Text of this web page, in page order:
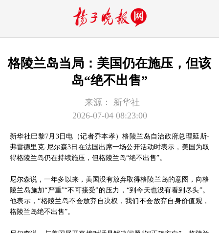
格陵兰岛当局：美国仍在施压，但该
岛“绝不出售”
来源：
新华社
2026-07-04 08:23:00
新华社巴黎7月3日电（记者乔本孝）格陵兰岛自治政府总理延斯-
弗雷德里克·尼尔森3日在法国出席一场公开活动时表示，美国为取
得格陵兰岛仍在持续施压，但格陵兰岛“绝不出售”。
尼尔森说，一年多以来，美国没有放弃取得格陵兰岛的意图，向格
陵兰岛施加“严重”“不可接受”的压力，“到今天也没有看到尽头”。
他表示，“格陵兰岛不会放弃自决权，我们不会放弃自身价值观，
格陵兰岛绝不出售”。